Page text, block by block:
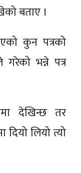
बताए ।
कुन पत्रको
भन्ने पत्र
देखिन्छ तर
लियो त्यो